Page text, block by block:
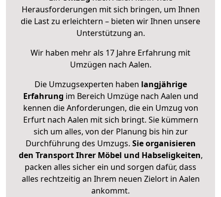
Herausforderungen mit sich bringen, um Ihnen
die Last zu erleichtern – bieten wir Ihnen unsere
Unterstützung an.
Wir haben mehr als 17 Jahre Erfahrung mit
Umzügen nach Aalen.
Die Umzugsexperten haben langjährige
Erfahrung im Bereich Umzüge nach Aalen und
kennen die Anforderungen, die ein Umzug von
Erfurt nach Aalen mit sich bringt. Sie kümmern
sich um alles, von der Planung bis hin zur
Durchführung des Umzugs. Sie organisieren
den Transport Ihrer Möbel und Habseligkeiten,
packen alles sicher ein und sorgen dafür, dass
alles rechtzeitig an Ihrem neuen Zielort in Aalen
ankommt.